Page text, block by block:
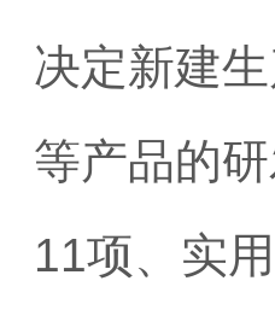
决定新建
等产品的
11项、实